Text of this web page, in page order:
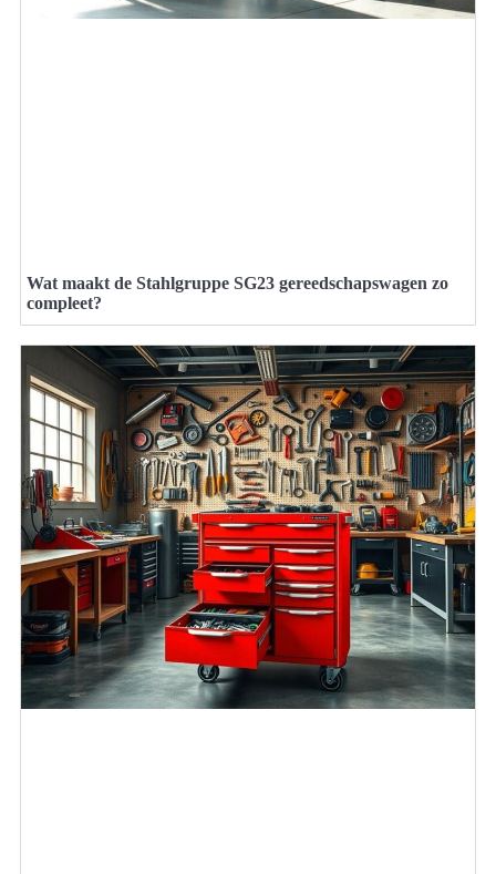
Wat maakt de Stahlgruppe SG23 gereedschapswagen zo
compleet?